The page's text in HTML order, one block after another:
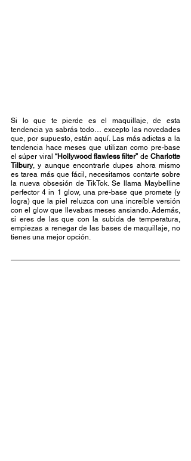
Si lo que te pierde es el maquillaje, de esta
tendencia ya sabrás todo… excepto las novedades
que, por supuesto, están aquí. Las más adictas a la
tendencia hace meses que utilizan como pre-base
el súper viral “Hollywood flawless filter” de Charlotte
Tilbury, y aunque encontrarle dupes ahora mismo
es tarea más que fácil, necesitamos contarte sobre
la nueva obsesión de TikTok. Se llama Maybelline
perfector 4 in 1 glow, una pre-base que promete (y
logra) que la piel reluzca con una increíble versión
con el glow que llevabas meses ansiando. Además,
si eres de las que con la subida de temperatura,
empiezas a renegar de las bases de maquillaje, no
tienes una mejor opción.